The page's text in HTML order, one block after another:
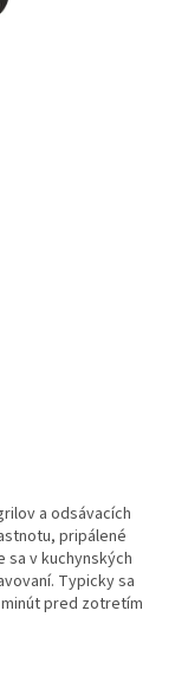
a odsávacích
pripálené
sa v kuchynských
Typicky sa
pred zotretím